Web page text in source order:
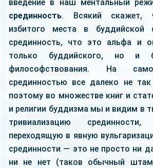
введение в наш ментальный
срединность. Всякий скажет,
избитого места в буддийской
срединность, что это альфа и
только буддийского, но и
философствования. На
срединностью все далеко не
поэтому во множестве книг и
и религии буддизма мы и видим в
тривиализацию
переходящую в явную
срединности — это не просто ни
ни не нет (таков обычный